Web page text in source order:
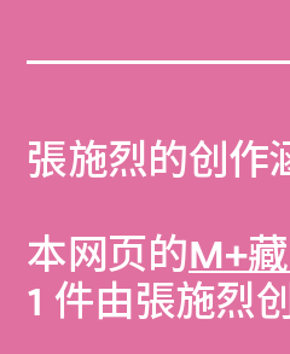
張施烈的创作
本网页的M+
1 件由張施烈